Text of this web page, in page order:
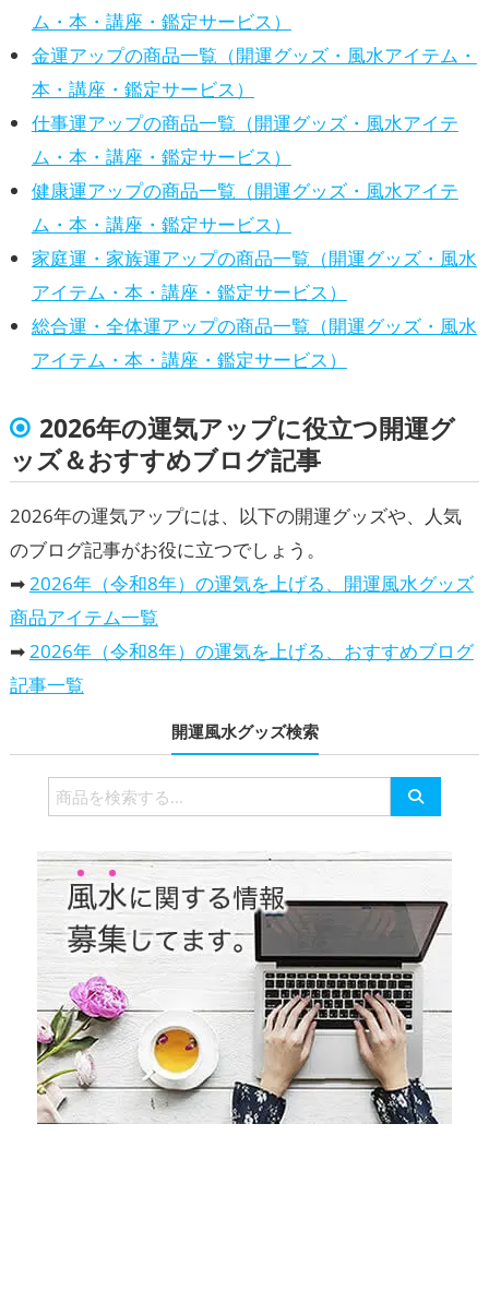
ム・本・講座・鑑定サービス）
金運アップの商品一覧（開運グッズ・風水アイテム・
本・講座・鑑定サービス）
仕事運アップの商品一覧（開運グッズ・風水アイテ
ム・本・講座・鑑定サービス）
健康運アップの商品一覧（開運グッズ・風水アイテ
ム・本・講座・鑑定サービス）
家庭運・家族運アップの商品一覧（開運グッズ・風水
アイテム・本・講座・鑑定サービス）
総合運・全体運アップの商品一覧（開運グッズ・風水
アイテム・本・講座・鑑定サービス）
2026年の運気アップに役立つ開運グ
ッズ＆おすすめブログ記事
2026年の運気アップには、以下の開運グッズや、人気
のブログ記事がお役に立つでしょう。
➡2026年（令和8年）の運気を上げる、開運風水グッズ
商品アイテム一覧
➡2026年（令和8年）の運気を上げる、おすすめブログ
記事一覧
開運風水グッズ検索
検
索
象: